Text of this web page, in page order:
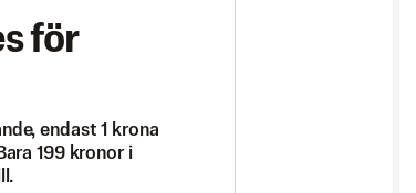
för
endast 1 krona
199 kronor i